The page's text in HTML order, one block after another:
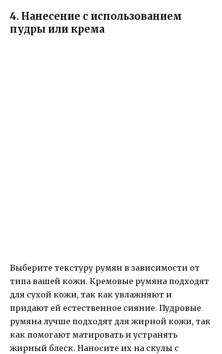
4. Нанесение с использованием
пудры или крема
Выберите текстуру румян в зависимости от
типа вашей кожи. Кремовые румяна подходят
для сухой кожи, так как увлажняют и
придают ей естественное сияние. Пудровые
румяна лучше подходят для жирной кожи, так
как помогают матировать и устранять
жирный блеск. Наносите их на скулы с